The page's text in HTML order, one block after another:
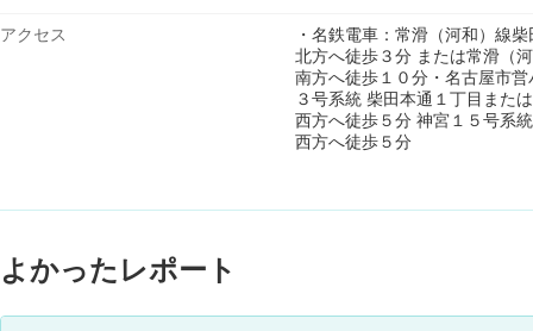
アクセス
・名鉄電車：常滑（河和）線
北方へ徒歩３分 または常滑（
南方へ徒歩１０分・名古屋市
３号系統 柴田本通１丁目また
西方へ徒歩５分 神宮１５号系
西方へ徒歩５分
よかったレポート